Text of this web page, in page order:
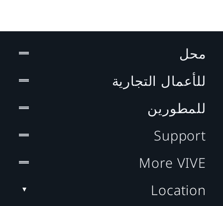
محل
للأعمال التجارية
للمطورين
Support
More VIVE
Location